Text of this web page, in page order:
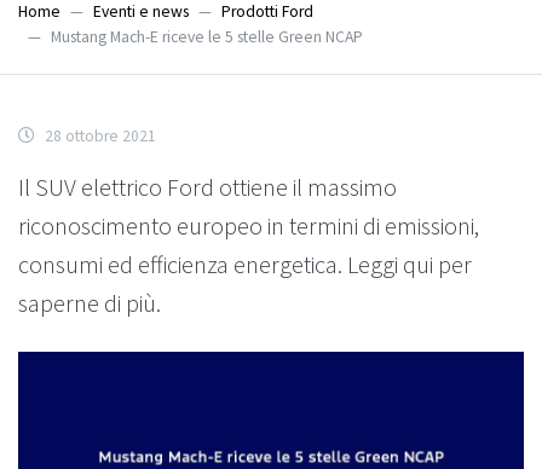
Home Eventi e news
Prodotti Ford
Mustang Mach-E riceve le 5 stelle Green NCAP
28 ottobre 2021
Il SUV elettrico Ford ottiene il massimo
riconoscimento europeo in termini di emissioni,
consumi ed efficienza energetica. Leggi qui per
saperne di più.